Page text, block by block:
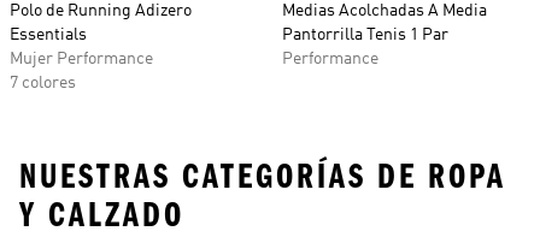
Polo de Running Adizero
Essentials
Mujer Performance
7 colores
Medias Acolchadas A Media
Pantorrilla Tenis 1 Par
Performance
NUESTRAS CATEGORÍAS DE ROPA
Y CALZADO